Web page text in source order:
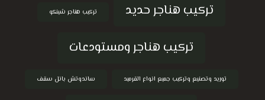
تركيب هناجر حديد
تركيب هناجر شينكو
تركيب هناجر ومستودعات
توريد وتصنيع وتركيب جميع انواع القرميد ساندوتش بانل سقف